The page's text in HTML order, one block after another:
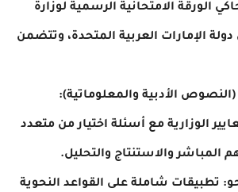
الامتحانية الرسمية لوزارة
العربية المتحدة، وتتضمن
الأدبية والمعلوماتية):
مع أسئلة اختيار من متعدد
والاستنتاج والتحليل.
شاملة على القواعد النحوية